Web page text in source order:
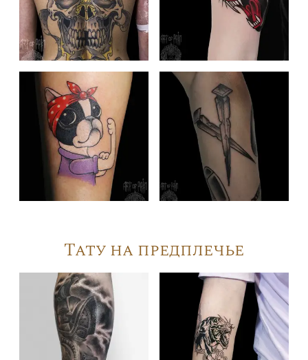
Тату на предплечье